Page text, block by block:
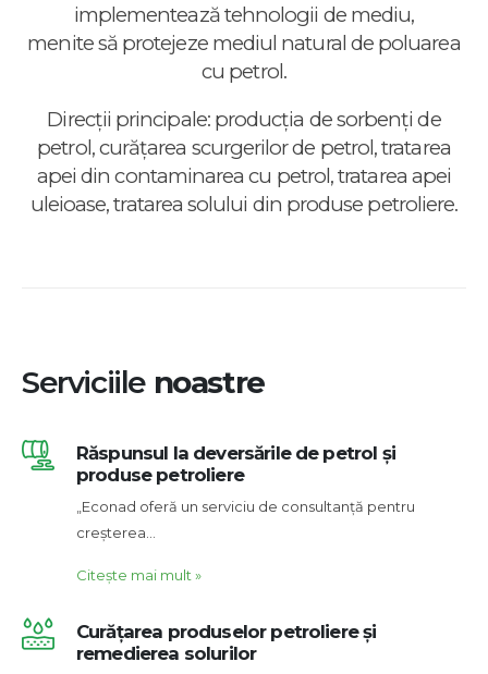
implementează tehnologii de mediu,
menite să protejeze mediul natural de poluarea
cu petrol.
Direcții principale: producția de sorbenți de
petrol, curățarea scurgerilor de petrol, tratarea
apei din contaminarea cu petrol, tratarea apei
uleioase, tratarea solului din produse petroliere.
Serviciile noastre
Răspunsul la deversările de petrol și
produse petroliere
„Econad oferă un serviciu de consultanță pentru
creșterea…
Citește mai mult »
Curățarea produselor petroliere și
remedierea solurilor